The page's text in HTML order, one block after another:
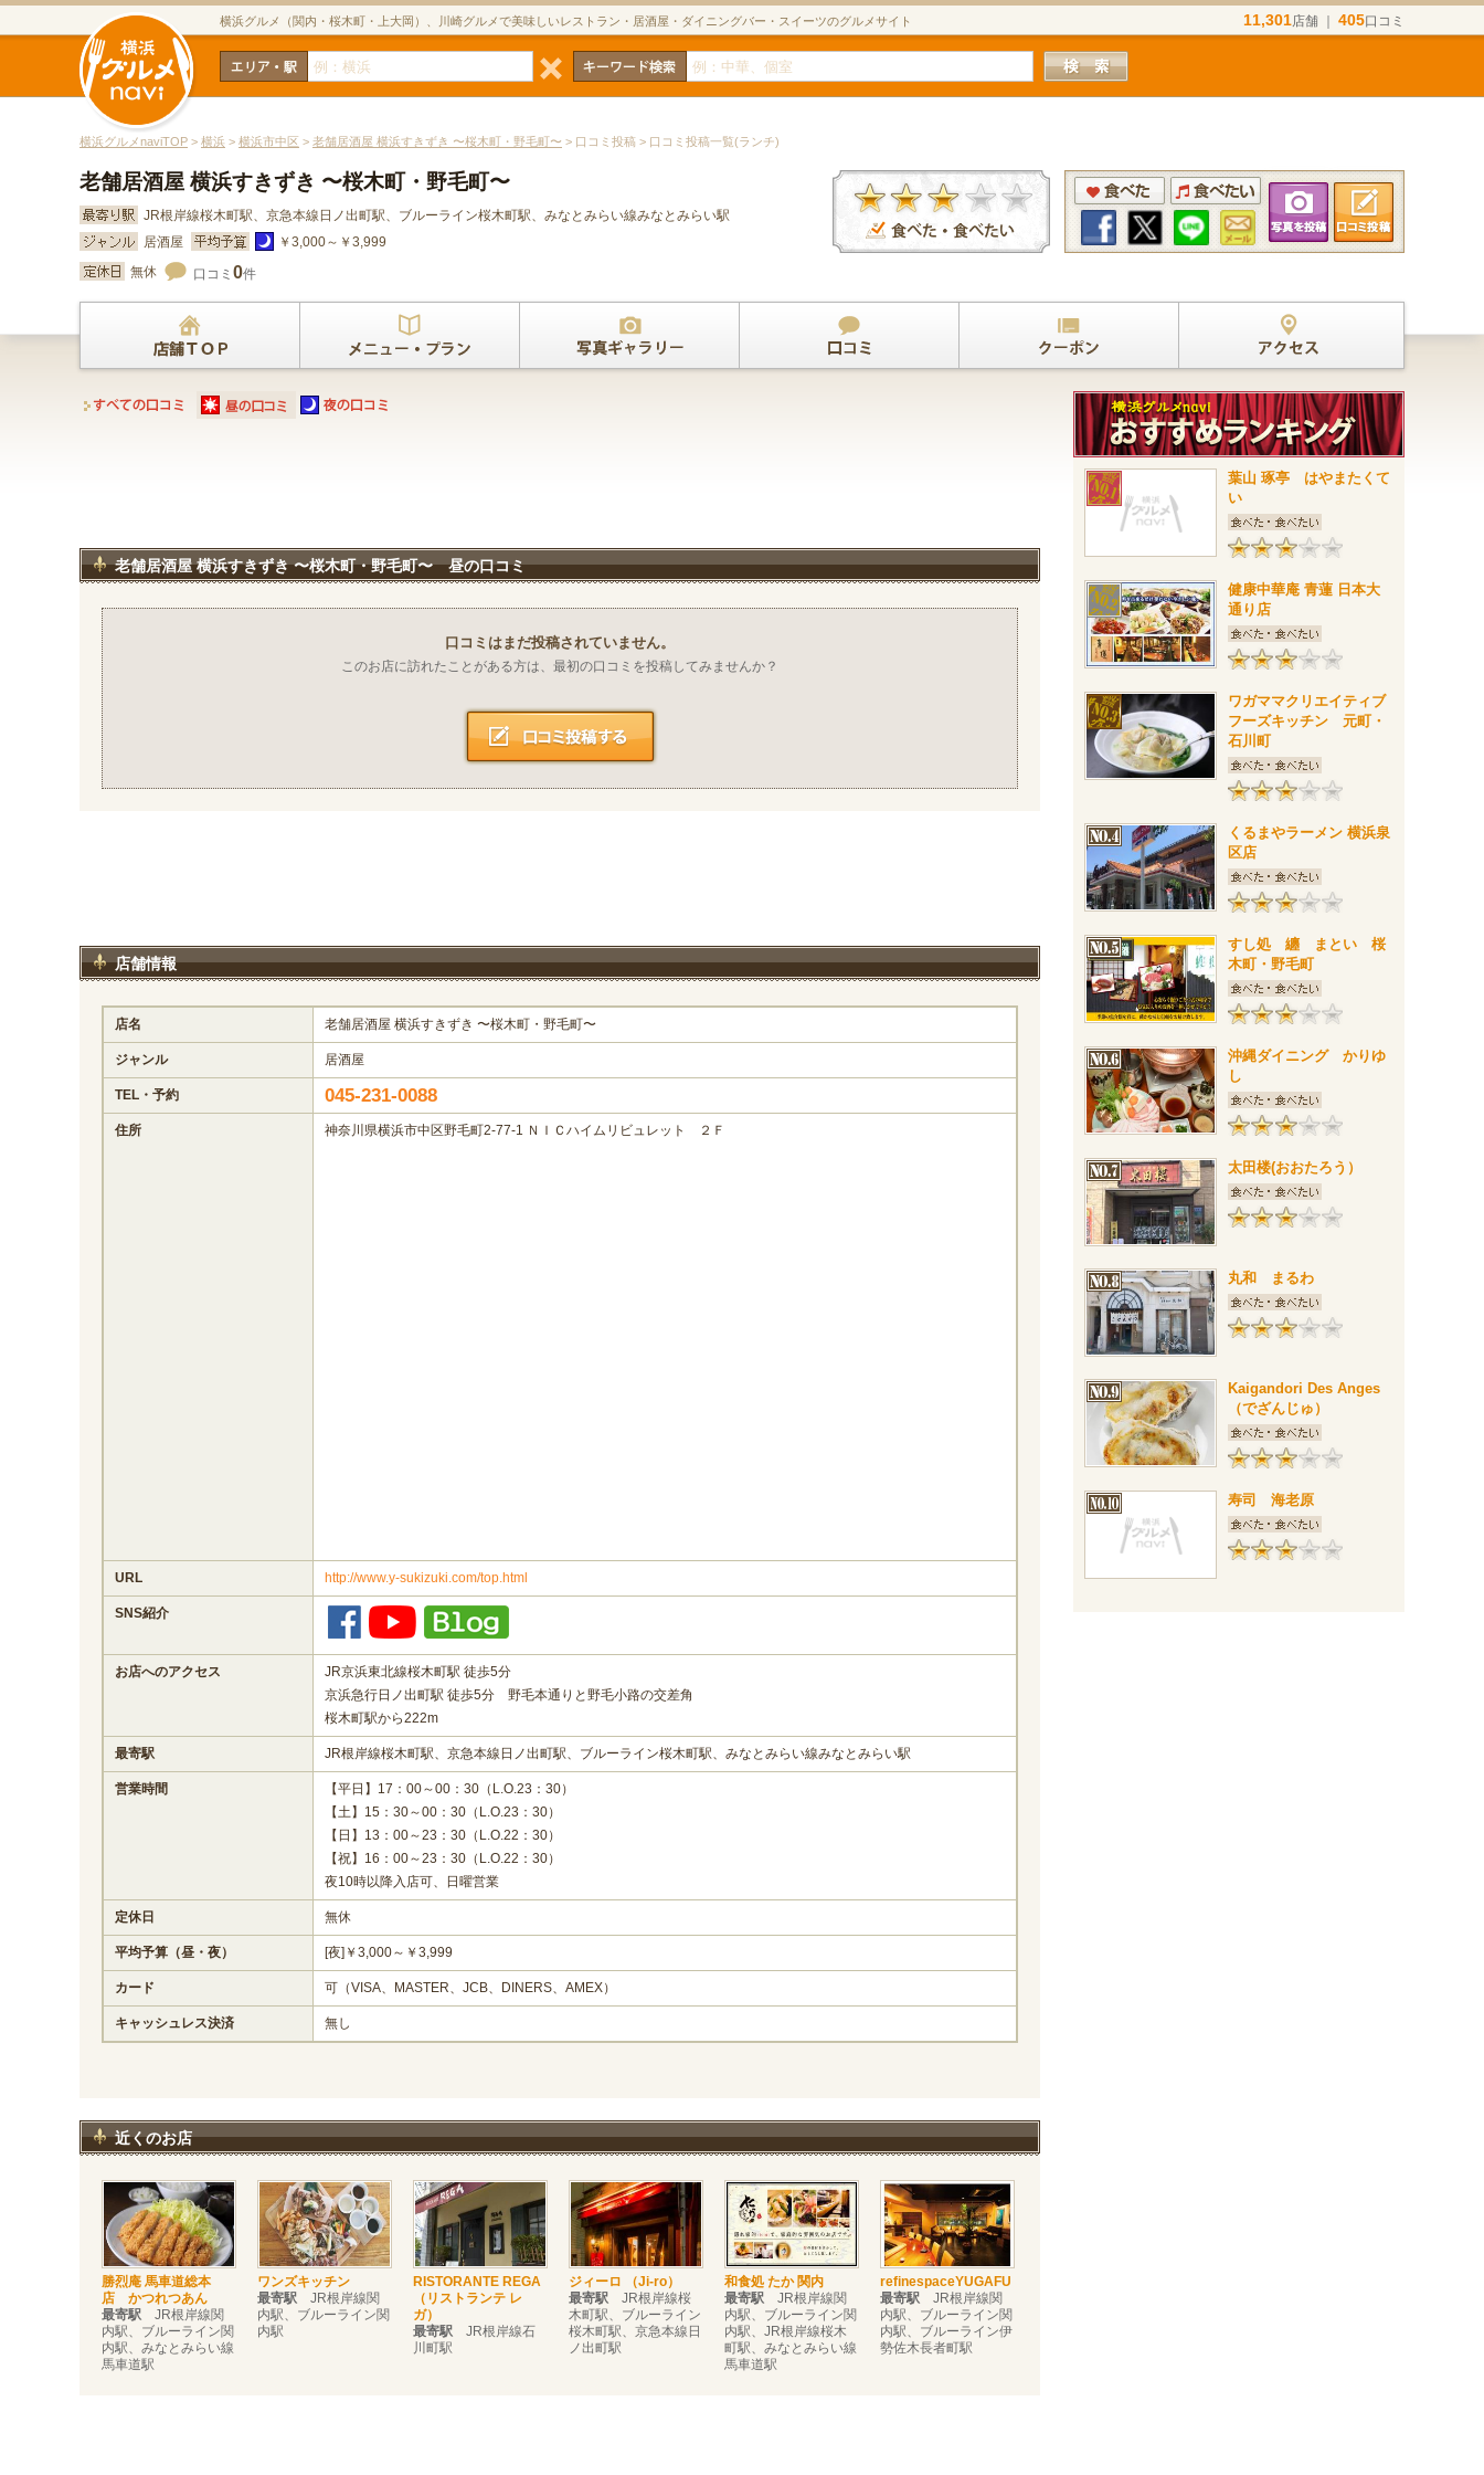
11,301店舗 ｜ 405口コミ
横浜グルメ（関内・桜木町・上大岡）、川崎グルメで美味しいレストラン・居酒屋・ダイニングバー・スイーツのグルメサイト
横浜グルメnaviTOP > 横浜 > 横浜市中区 > 老舗居酒屋 横浜すきずき 〜桜木町・野毛町〜 > 口コミ投稿 > 口コミ投稿一覧(ランチ)
老舗居酒屋 横浜すきずき 〜桜木町・野毛町〜
JR根岸線桜木町駅、京急本線日ノ出町駅、ブルーライン桜木町駅、みなとみらい線みなとみらい駅
居酒屋
￥3,000～￥3,999
無休
口コミ 0件
老舗居酒屋 横浜すきずき 〜桜木町・野毛町〜 昼の口コミ
口コミはまだ投稿されていません。
このお店に訪れたことがある方は、最初の口コミを投稿してみませんか？
店舗情報
店名 老舗居酒屋 横浜すきずき 〜桜木町・野毛町〜
ジャンル 居酒屋
TEL・予約 045-231-0088
住所 神奈川県横浜市中区野毛町2-77-1 ＮＩＣハイムリビュレット ２Ｆ
URL http://www.y-sukizuki.com/top.html
SNS紹介
お店へのアクセス
JR京浜東北線桜木町駅 徒歩5分
京浜急行日ノ出町駅 徒歩5分 野毛本通りと野毛小路の交差角
桜木町駅から222m
最寄駅 JR根岸線桜木町駅、京急本線日ノ出町駅、ブルーライン桜木町駅、みなとみらい線みなとみらい駅
営業時間
【平日】17：00～00：30（L.O.23：30）
【土】15：30～00：30（L.O.23：30）
【日】13：00～23：30（L.O.22：30）
【祝】16：00～23：30（L.O.22：30）
夜10時以降入店可、日曜営業
定休日 無休
平均予算（昼・夜） [夜]￥3,000～￥3,999
カード 可（VISA、MASTER、JCB、DINERS、AMEX）
キャッシュレス決済 無し
近くのお店
勝烈庵 馬車道総本
店 かつれつあん
最寄駅 JR根岸線関
内駅、ブルーライン関
内駅、みなとみらい線
馬車道駅
ワンズキッチン
最寄駅 JR根岸線関
内駅、ブルーライン関
内駅
RISTORANTE REGA
（リストランテ レ
ガ）
最寄駅 JR根岸線石
川町駅
ジィーロ （Ji-ro）
最寄駅 JR根岸線桜
木町駅、ブルーライン
桜木町駅、京急本線日
ノ出町駅
和食処 たか 関内
最寄駅 JR根岸線関
内駅、ブルーライン関
内駅、JR根岸線桜木
町駅、みなとみらい線
馬車道駅
refinespaceYUGAFU
最寄駅 JR根岸線関
内駅、ブルーライン関
内駅、ブルーライン伊
勢佐木長者町駅
葉山 琢亭 はやまたくて
い
健康中華庵 青蓮 日本大
通り店
ワガママクリエイティブ
フーズキッチン 元町・
石川町
くるまやラーメン 横浜泉
区店
すし処 纏 まとい 桜
木町・野毛町
沖縄ダイニング かりゆ
し
太田楼(おおたろう）
丸和 まるわ
Kaigandori Des Anges
（でざんじゅ）
寿司 海老原